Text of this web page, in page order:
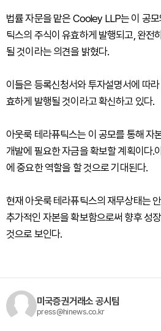
법률 자문을 맡은 Cooley LLP는 이 공
틱스의 주식이 유효하게 발행되고, 완전
될 것이라는 의견을 밝혔다.
이들은 등록신청서와 투자설명서에 따
효하게 발행될 것이라고 확신하고 있다.
아웃룩 테라퓨틱스는 이 공모를 통해 자
개발에 필요한 자금을 확보할 계획이다.
에 중요한 역할을 할 것으로 기대된다.
현재 아웃룩 테라퓨틱스의 재무상태는
추가적인 자본을 확보함으로써 향후 성
것으로 보인다.
미국증권거래소 공시팀
press@hinews.co.kr